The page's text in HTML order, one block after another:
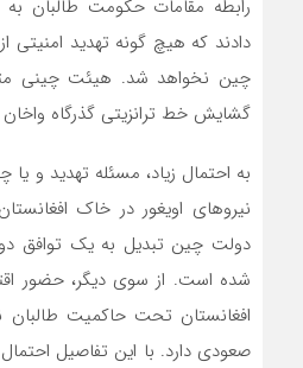
رابطه مقامات حکومت طالبان
دادند که هیچ گونه تهدید امنیتی
چین نخواهد شد. هیئت چینی
گشایش خط ترانزیتی گذرگاه واخان
به احتمال زیاد، مسئله تهدید و
نیروهای اویغور در خاک
دولت چین تبدیل به یک توافق
شده است. از سوی دیگر، حضور
افغانستان تحت حاکمیت
صعودی دارد. با این تفاصیل